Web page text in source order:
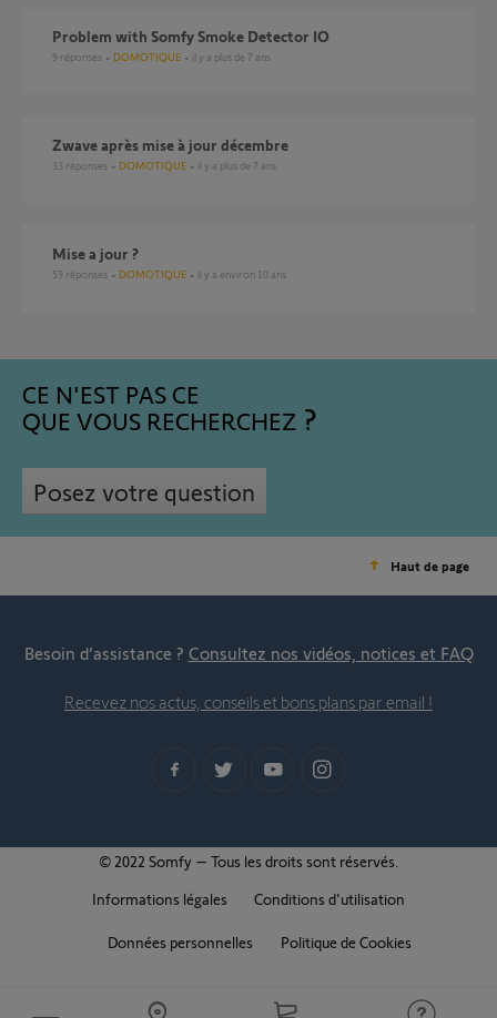
Problem with Somfy Smoke Detector IO
9 réponses DOMOTIQUE il y a plus de 7 ans
Zwave après mise à jour décembre
33 réponses DOMOTIQUE il y a plus de 7 ans
mise a jour ?
59 réponses DOMOTIQUE il y a environ 10 ans
CE N'EST PAS CE
QUE VOUS RECHERCHEZ
Posez votre question
Haut de page
Besoin d’assistance ? Consultez nos vidéos, notices et FAQ
Recevez nos actus, conseils et bons plans par email !
© 2022 Somfy – Tous les droits sont réservés.
Informations légales
Conditions d'utilisation
Données personnelles Politique de Cookies